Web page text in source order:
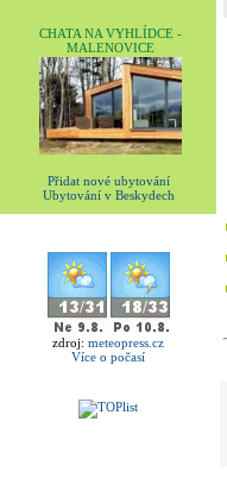
CHATA NA VYHLÍDCE -
MALENOVICE
Přidat nové ubytování
Ubytování v Beskydech
zdroj: meteopress.cz
Více o počasí